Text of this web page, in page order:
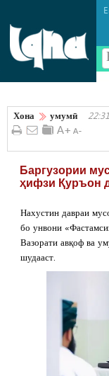
Хона умумӣ
Баргузории
ҳифзи Қуръон
Нахустин давраи
бо унвони
Вазорати авқоф ва
шудааст.